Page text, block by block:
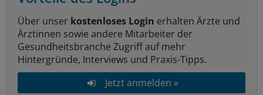
Über unser kostenloses Login erhalten Ärzte und
Ärztinnen sowie andere Mitarbeiter der
Gesundheitsbranche Zugriff auf mehr
Hintergründe, Interviews und Praxis-Tipps.
Jetzt anmelden »